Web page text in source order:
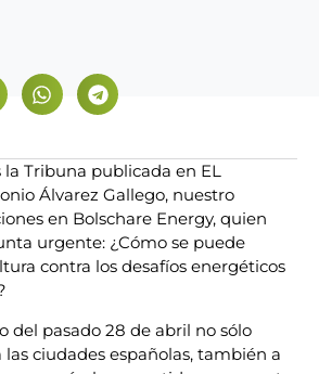
Tribuna publicada en EL
Álvarez Gallego, nuestro
en Bolschare Energy, quien
urgente: ¿Cómo se puede
contra los desafíos energéticos
del pasado 28 de abril no sólo
las ciudades españolas, también a